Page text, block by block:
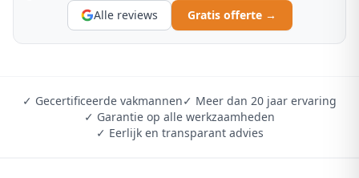
Alle reviews
Gratis offerte →
✓ Gecertificeerde vakmannen✓ Meer dan 20 jaar ervaring
✓ Garantie op alle werkzaamheden
✓ Eerlijk en transparant advies